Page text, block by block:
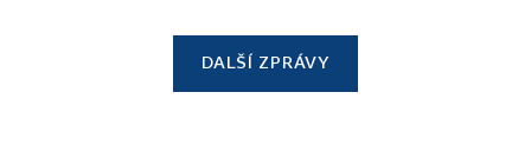
DALŠÍ ZPRÁVY